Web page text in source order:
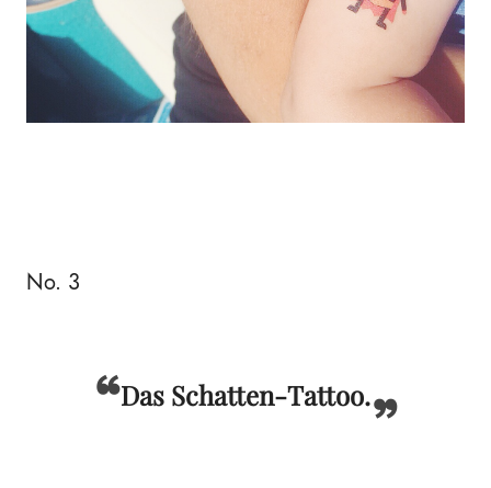
No. 3
Das Schatten-Tattoo.